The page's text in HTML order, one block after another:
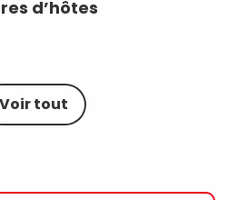
déplacer ?
d’hôtes
Voir tout